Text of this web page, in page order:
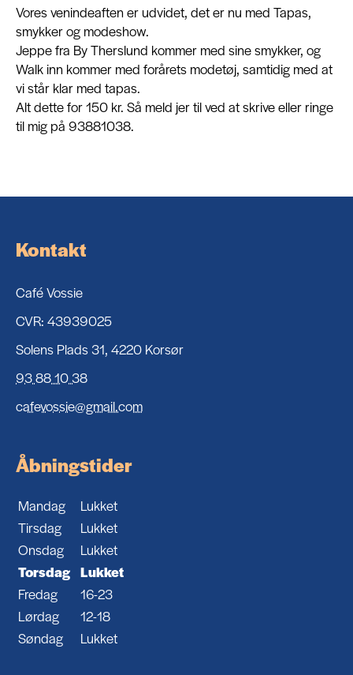
Om
Kontakt
Vores venindeaften er udvidet, det er nu med Tapas,
smykker og modeshow.
Jeppe fra By Therslund kommer med sine smykker, og
Walk inn kommer med forårets modetøj, samtidig med at
vi står klar med tapas.
Alt dette for 150 kr. Så meld jer til ved at skrive eller ringe
til mig på 93881038.
Kontakt
Café Vossie
CVR: 43939025
Solens Plads 31, 4220 Korsør
93 88 10 38
cafevossie@gmail.com
Åbningstider
Mandag
Lukket
Tirsdag
Lukket
Onsdag
Lukket
Torsdag Lukket
Fredag
16-23
Lørdag
12-18
Søndag
Lukket